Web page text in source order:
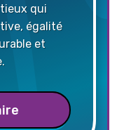
qui
égalité
et